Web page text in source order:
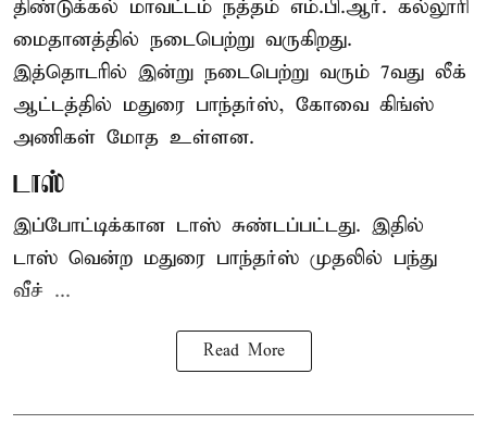
திண்டுக்கல் மாவட்டம் நத்தம் எம்.பி.ஆர். கல்லூரி
மைதானத்தில் நடைபெற்று வருகிறது.
இத்தொடரில் இன்று நடைபெற்று வரும் 7வது லீக்
ஆட்டத்தில் மதுரை பாந்தர்ஸ், கோவை கிங்ஸ்
அணிகள் மோத உள்ளன.
டாஸ்
இப்போட்டிக்கான டாஸ் சுண்டப்பட்டது. இதில்
டாஸ் வென்ற மதுரை பாந்தர்ஸ் முதலில் பந்து
வீச் ...
Read More